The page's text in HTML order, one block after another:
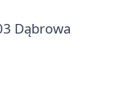
Dąbrowa